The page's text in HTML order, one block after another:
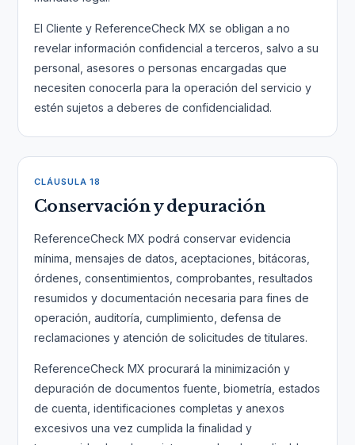
El Cliente y ReferenceCheck MX se obligan a no
revelar información confidencial a terceros, salvo a su
personal, asesores o personas encargadas que
necesiten conocerla para la operación del servicio y
estén sujetos a deberes de confidencialidad.
CLÁUSULA 18
Conservación y depuración
ReferenceCheck MX podrá conservar evidencia
mínima, mensajes de datos, aceptaciones, bitácoras,
órdenes, consentimientos, comprobantes, resultados
resumidos y documentación necesaria para fines de
operación, auditoría, cumplimiento, defensa de
reclamaciones y atención de solicitudes de titulares.
ReferenceCheck MX procurará la minimización y
depuración de documentos fuente, biometría, estados
de cuenta, identificaciones completas y anexos
excesivos una vez cumplida la finalidad y